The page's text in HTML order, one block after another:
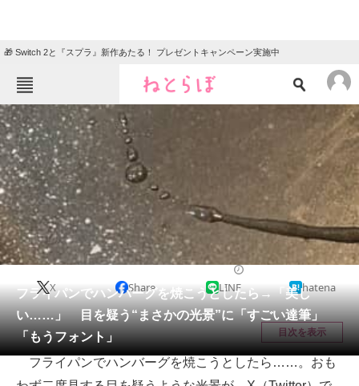
🎁 Switch 2と『スプラ』新作あたる！ プレゼントキャンペーン実施中
ねとらぼメニュー
TOP
エンタメ クイズ
グルメ
住まい 教育・育児
動物 リサーチ
会員記事
メディア
注目記事を集めた総合ページ
フライパンでハンバーグを焼こうとしたら→「美し
い……」 目を疑う“まさかの光景”に「すごい達筆」
「もうフォント」
X Share LINE hatena
目次を表示
フライパンでハンバーグを焼こうとしたら……。おも